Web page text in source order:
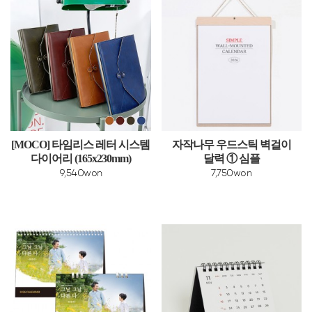
[MOCO] 타임리스 레터 시스템
다이어리 (165x230mm)
9,540won
자작나무 우드스틱 벽걸이
달력 ① 심플
7,750won